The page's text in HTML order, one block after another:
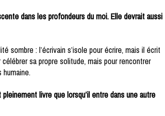
dans les profondeurs du moi. Elle devrait aussi
sombre : l’écrivain s’isole pour écrire, mais il écrit
sa propre solitude, mais pour rencontrer
humaine.
livre que lorsqu’il entre dans une autre